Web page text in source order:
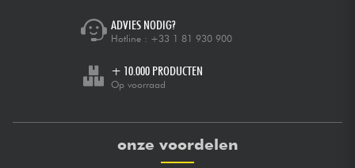
ADVIES NODIG?
Hotline : +33 1 81 930 900
+ 10.000 PRODUCTEN
Op voorraad
onze voordelen